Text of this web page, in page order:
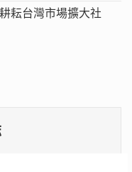
耘台灣市場擴大社